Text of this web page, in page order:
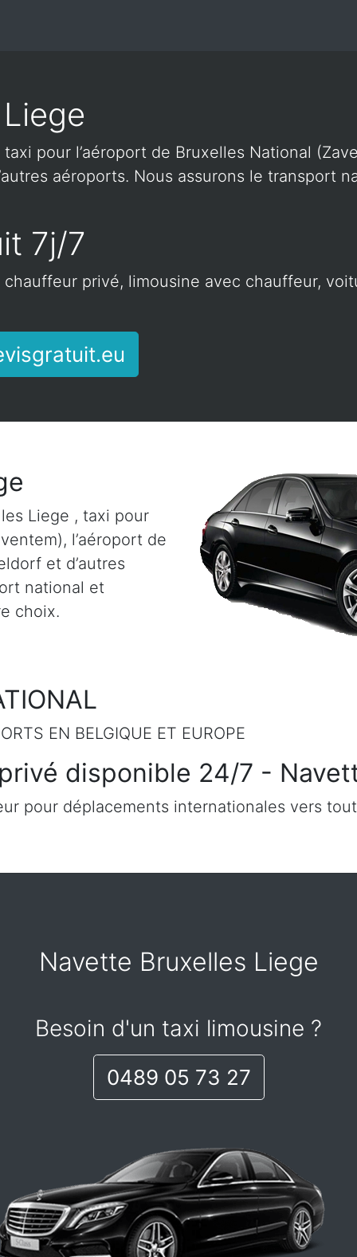
pour l’aéroport de Bruxelles National
aéroports. Nous assurons le transport
7j/7
privé, limousine avec chauffeur,
Liege , taxi pour
l’aéroport de
et d’autres
national et
choix.
EN BELGIQUE ET EUROPE
disponible 24/7 -
pour déplacements internationales vers
Navette Bruxelles Liege
Besoin d'un taxi limousine ?
0489 05 73 27